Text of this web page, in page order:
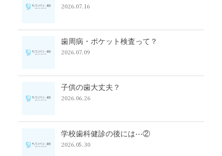
2026.07.16
歯周病・ポケット検査って？
2026.07.09
子供の歯大丈夫？
2026.06.26
学校歯科健診の後には⋯②
2026.05.30